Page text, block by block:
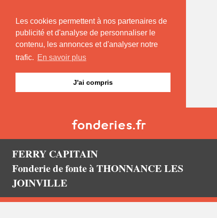
Les cookies permettent à nos partenaires de
publicité et d'analyse de personnaliser le
contenu, les annonces et d'analyser notre
trafic. En savoir plus
J'ai compris
FERRY CAPITAIN
Fonderie de fonte à THONNANCE LES
JOINVILLE